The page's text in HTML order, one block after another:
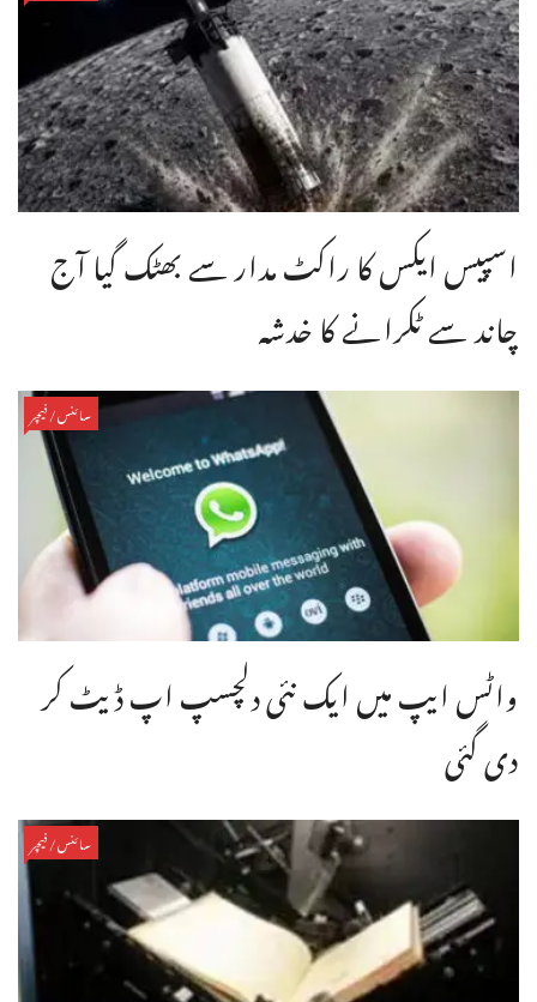
اسپیس ایکس کا راکٹ مدار سے بھٹک گیا آج
چاند سے ٹکرانے کا خدشہ
سائنس/فیچر
واٹس ایپ میں ایک نئی دلچسپ اپ ڈیٹ کر
دی گئی
سائنس/فیچر